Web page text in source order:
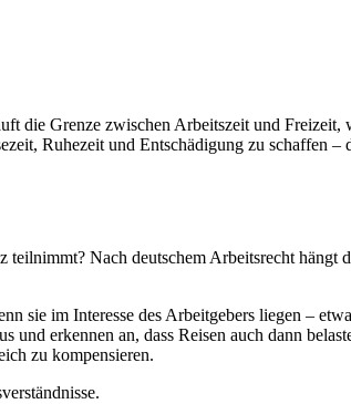
die Grenze zwischen Arbeitszeit und Freizeit,
Ruhezeit und Entschädigung zu schaffen
Nach deutschem Arbeitsrecht hängt
sie im Interesse des Arbeitgebers liegen –
erkennen an, dass Reisen auch dann
zu kompensieren.